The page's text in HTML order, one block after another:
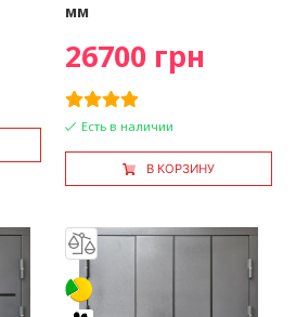
мм
26700 грн
Есть в наличии
В КОРЗИНУ